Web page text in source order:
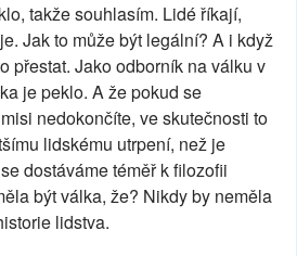
takže souhlasím. Lidé říkají,
Jak to může být legální? A i když
přestat. Jako odborník na válku v
je peklo. A že pokud se
nedokončíte, ve skutečnosti to
lidskému utrpení, než je
dostáváme téměř k filozofii
být válka, že? Nikdy by neměla
lidstva.